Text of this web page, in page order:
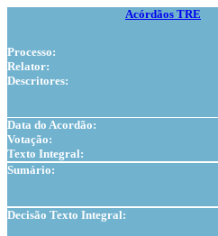
Acórdãos TRE
Processo:
Relator:
Descritores:
Data do Acordão:
Votação:
Texto Integral:
Sumário:
Decisão Texto Integral: